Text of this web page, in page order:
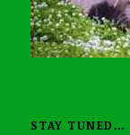
STAY TUNED…